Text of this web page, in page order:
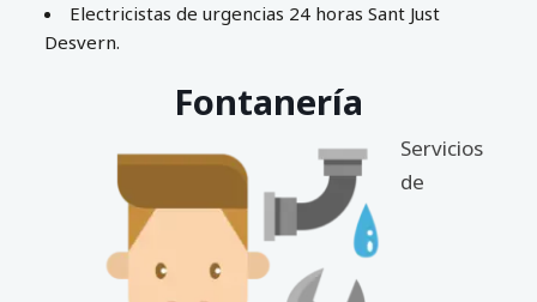
Electricistas de urgencias 24 horas Sant Just
Desvern.
Fontanería
Servicios
de